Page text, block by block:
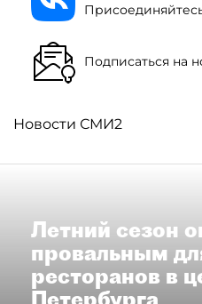
Подписаться на
Новости СМИ2
Летний сезон
провальным
ресторанов в
Петербурга